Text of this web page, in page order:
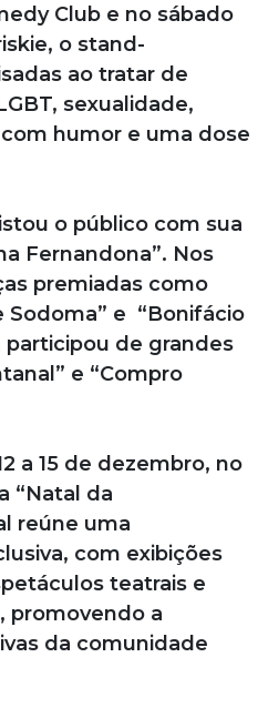
Club e no sábado
o stand-
ao tratar de
sexualidade,
humor e uma dose
o público com sua
Fernandona”. Nos
premiadas como
Sodoma” e “Bonifácio
participou de grandes
e “Compro
a 15 de dezembro, no
“Natal da
reúne uma
com exibições
teatrais e
promovendo a
da comunidade